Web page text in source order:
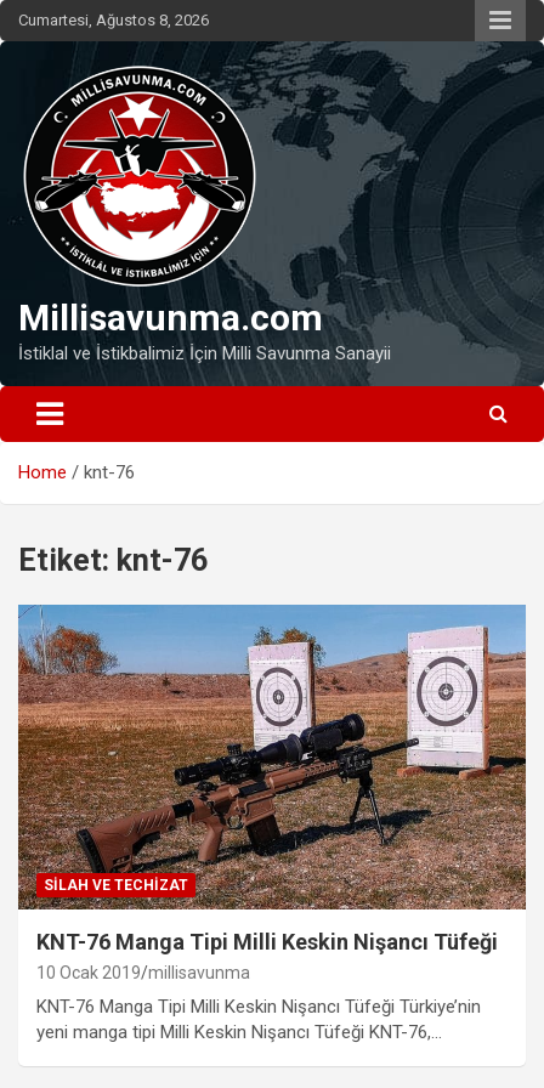
Skip
to
Cumartesi, Ağustos 8, 2026
Millisavunma.com
İstiklal ve İstikbalimiz İçin Milli Savunma Sanayii
Home knt-76
Etiket: knt-76
SILAH VE TECHIZAT
KNT-76 Manga Tipi Milli Keskin Nişancı Tüfeği
10 Ocak 2019 millisavunma
KNT-76 Manga Tipi Milli Keskin Nişancı Tüfeği Türkiye’nin
yeni manga tipi Milli Keskin Nişancı Tüfeği KNT-76,…